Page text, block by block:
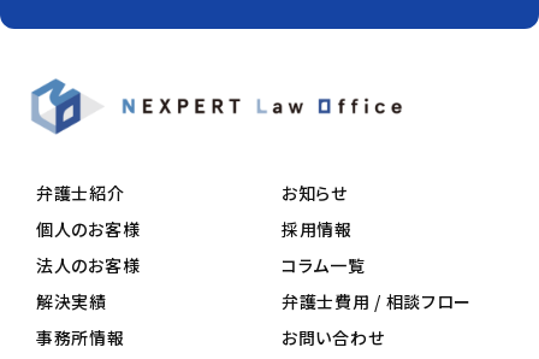
弁護士紹介
個人のお客様
法人のお客様
解決実績
事務所情報
お知らせ
採用情報
コラム一覧
弁護士費用 / 相談フロー
お問い合わせ